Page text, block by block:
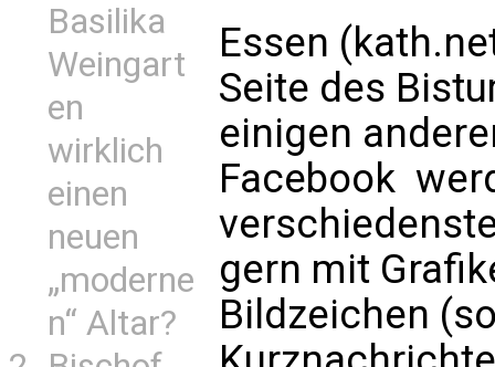
Basilika
Weingart
en
wirklich
einen
neuen
„moderne
n“ Altar?
Essen
Seite des
einigen
Facebook 
gern mit
Bildzeichen